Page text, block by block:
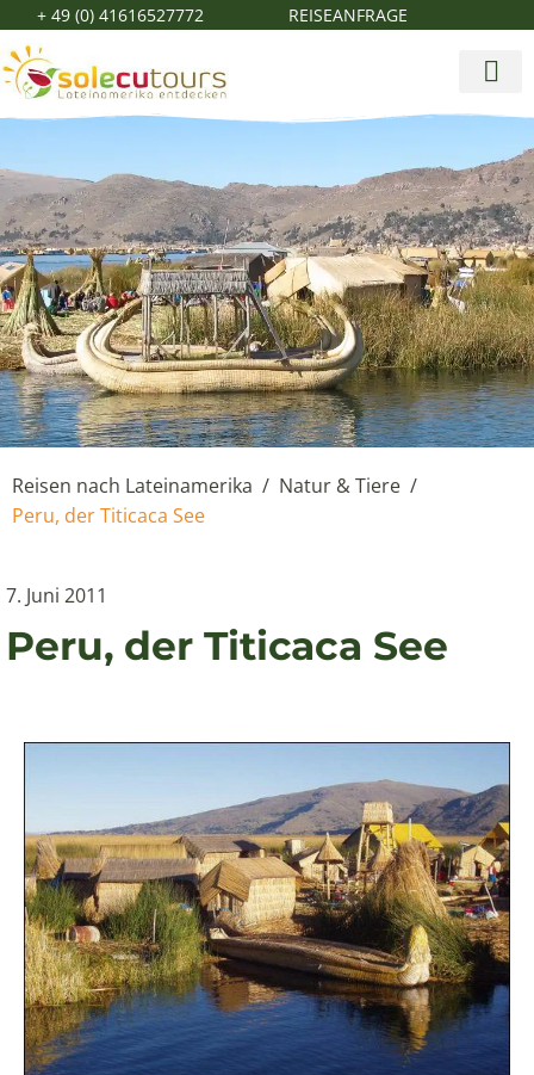
+ 49 (0) 41616527772 REISEANFRAGE
Reisen nach Lateinamerika / Natur & Tiere /
Peru, der Titicaca See
7. Juni 2011
Peru, der Titicaca See